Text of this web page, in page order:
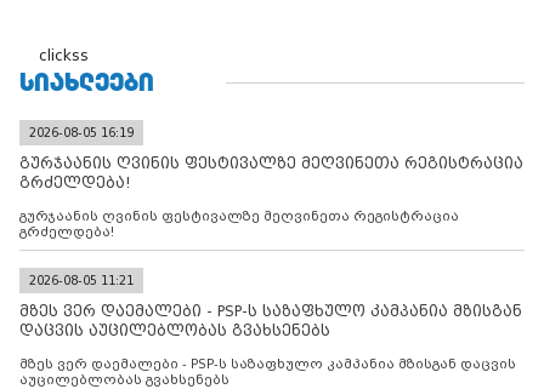
clickss
ᲡᲘᲐᲮᲚᲔᲔᲑᲘ
2026-08-05 16:19
გურჯაანის ღვინის ფესტივალზე მეღვინეთა რეგისტრაცია
გრძელდება!
გურჯაანის ღვინის ფესტივალზე მეღვინეთა რეგისტრაცია
გრძელდება!
2026-08-05 11:21
მზეს ვერ დაემალები - PSP-ს საზაფხულო კამპანია მზისგან
დაცვის აუცილებლობას გვახსენებს
მზეს ვერ დაემალები - PSP-ს საზაფხულო კამპანია მზისგან დაცვის
აუცილებლობას გვახსენებს